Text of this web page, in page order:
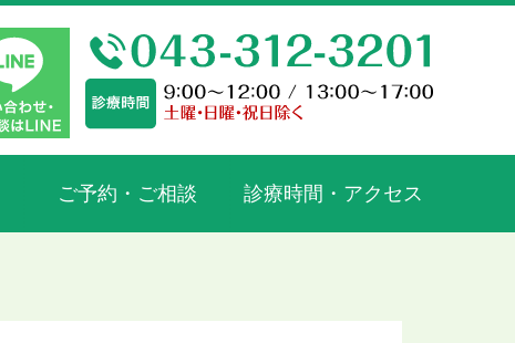
ご予約・ご相談 診療時間・アクセス